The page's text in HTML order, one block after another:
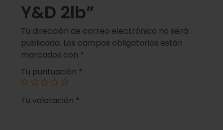
Y&D 2lb”
Tu dirección de correo electrónico no será
publicada. Los campos obligatorios están
marcados con *
Tu puntuación *
Tu valoración *